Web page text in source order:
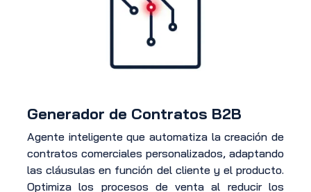
Generador de Contratos B2B
Agente inteligente que automatiza la creación de
contratos comerciales personalizados, adaptando
las cláusulas en función del cliente y el producto.
Optimiza los procesos de venta al reducir los